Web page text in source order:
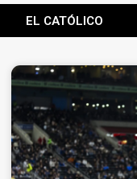
EL CATÓLICO